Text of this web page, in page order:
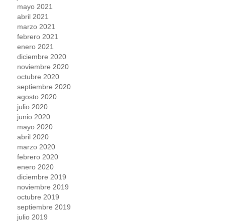
mayo 2021
abril 2021
marzo 2021
febrero 2021
enero 2021
diciembre 2020
noviembre 2020
octubre 2020
septiembre 2020
agosto 2020
julio 2020
junio 2020
mayo 2020
abril 2020
marzo 2020
febrero 2020
enero 2020
diciembre 2019
noviembre 2019
octubre 2019
septiembre 2019
julio 2019